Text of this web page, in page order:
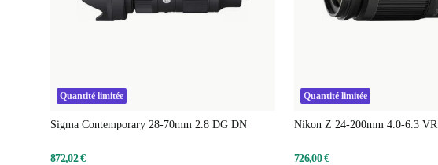
Quantité limitée
Sigma Contemporary 28-70mm 2.8 DG DN
872,02 €
Quantité limitée
Nikon Z 24-200mm 4.0-6.3 VR
726,00 €